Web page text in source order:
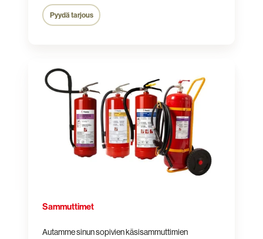
Pyydä tarjous
Sammuttimet
Autamme sinun sopivien käsisammuttimien